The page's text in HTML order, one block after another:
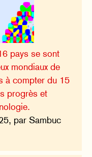
pays se sont
mondiaux de
à compter du 15
progrès et
par Sambuc